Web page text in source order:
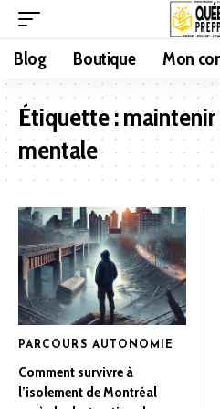
Blog Boutique Mon
Étiquette :
mentale
PARCOURS AUTONOMIE
Comment survivre à
l’isolement de Montréal